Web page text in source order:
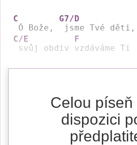
C
Ó Bože,
G7/D
C/E
svůj obdiv
F
vzdáváme Ti
Celou píseň
dispozici